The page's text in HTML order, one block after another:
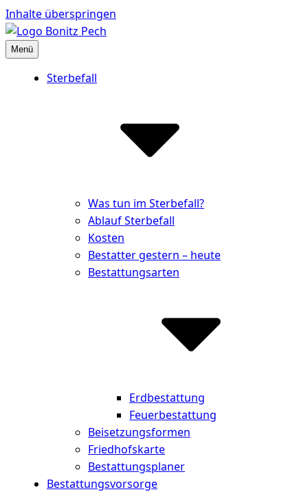
Inhalte überspringen
Bestattungshaus Bonitz Pech
Partner der Hinterbliebenen
Menü
Sterbefall
Was tun im Sterbefall?
Ablauf Sterbefall
Kosten
Bestatter gestern – heute
Bestattungsarten
Erdbestattung
Feuerbestattung
Beisetzungsformen
Friedhofskarte
Bestattungsplaner
Bestattungsvorsorge